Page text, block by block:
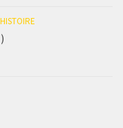
HISTOIRE